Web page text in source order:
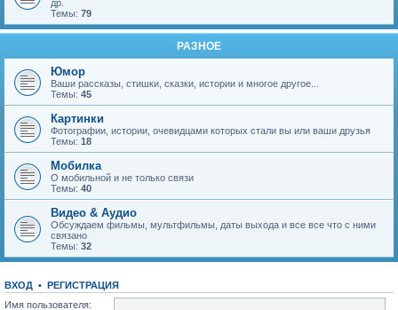
др.
Темы: 79
РАЗНОЕ
Юмор
Ваши рассказы, стишки, сказки, истории и многое другое...
Темы: 45
Картинки
Фотографии, истории, очевидцами которых стали вы или ваши друзья
Темы: 18
Мобилка
О мобильной и не только связи
Темы: 40
Видео & Аудио
Обсуждаем фильмы, мультфильмы, даты выхода и все все что с ними
связано
Темы: 32
ВХОД • РЕГИСТРАЦИЯ
Имя пользователя: